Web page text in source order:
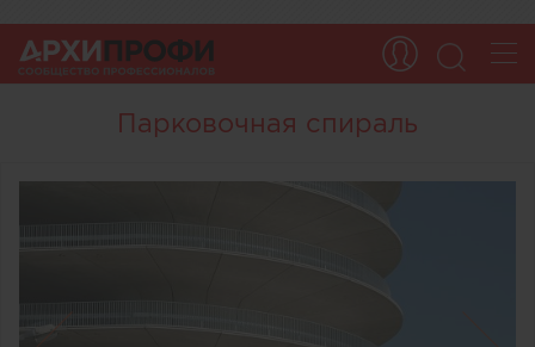
Парковочная спираль